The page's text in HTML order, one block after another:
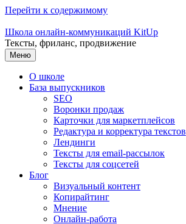
Перейти к содержимому
Школа онлайн-коммуникаций KitUp
Тексты, фриланс, продвижение
Меню
О школе
База выпускников
SEO
Воронки продаж
Карточки для маркетплейсов
Редактура и корректура текстов
Лендинги
Тексты для email-рассылок
Тексты для соцсетей
Блог
Визуальный контент
Копирайтинг
Мнение
Онлайн-работа